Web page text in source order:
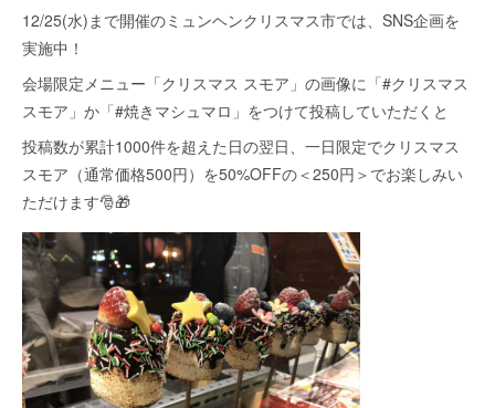
12/25(水)まで開催のミュンヘンクリスマス市では、SNS企画を
実施中！
会場限定メニュー「クリスマス スモア」の画像に「#クリスマス
スモア」か「#焼きマシュマロ」をつけて投稿していただくと
投稿数が累計1000件を超えた日の翌日、一日限定でクリスマス
スモア（通常価格500円）を50%OFFの＜250円＞でお楽しみい
ただけます🎅🎁